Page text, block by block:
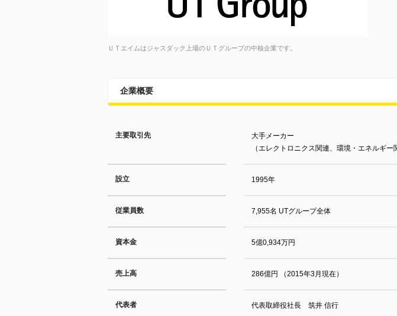
ＵＴエイムはジャスダック上場のＵＴグループの中核企業です。
企業概要
主要取引先
大手メーカー
（エレクトロニクス関連、環境・エネルギ
設立 1995年
従業員数 7,955名 UTグループ全体
資本金 5億0,934万円
売上高 286億円 （2015年3月現在）
代表者 代表取締役社長 筑井 信行